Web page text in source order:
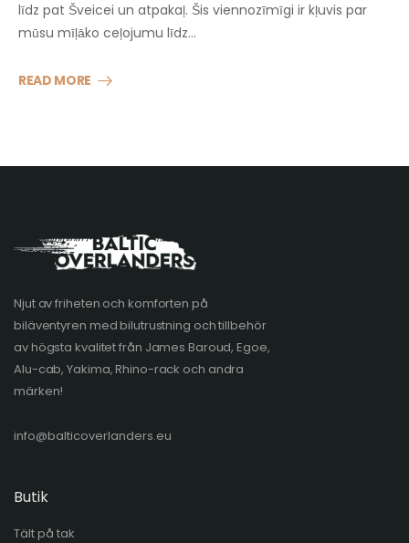
līdz pat Šveicei un atpakaļ. Šis viennozīmīgi ir kļuvis par
mūsu mīļāko ceļojumu līdz…
READ MORE
Njut av friheten och komforten på
biläventyren med bilutrustning och tillbehör
av högsta kvalitet från James Baroud, Egoe,
Alu-cab, Yakima, Rhino-rack och andra
märken!
info@balticoverlanders.eu
Butik
Tält på tak